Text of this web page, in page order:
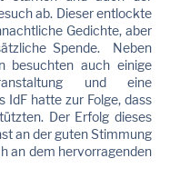
ab. Dieser entlockte
Gedichte, aber
Spende. Neben
besuchten auch einige
und eine
IdF hatte zur Folge, dass
Der Erfolg dieses
an der guten Stimmung
an dem hervorragenden